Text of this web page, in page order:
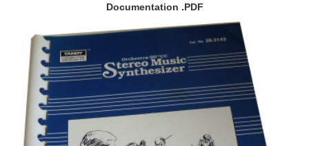
Documentation .PDF